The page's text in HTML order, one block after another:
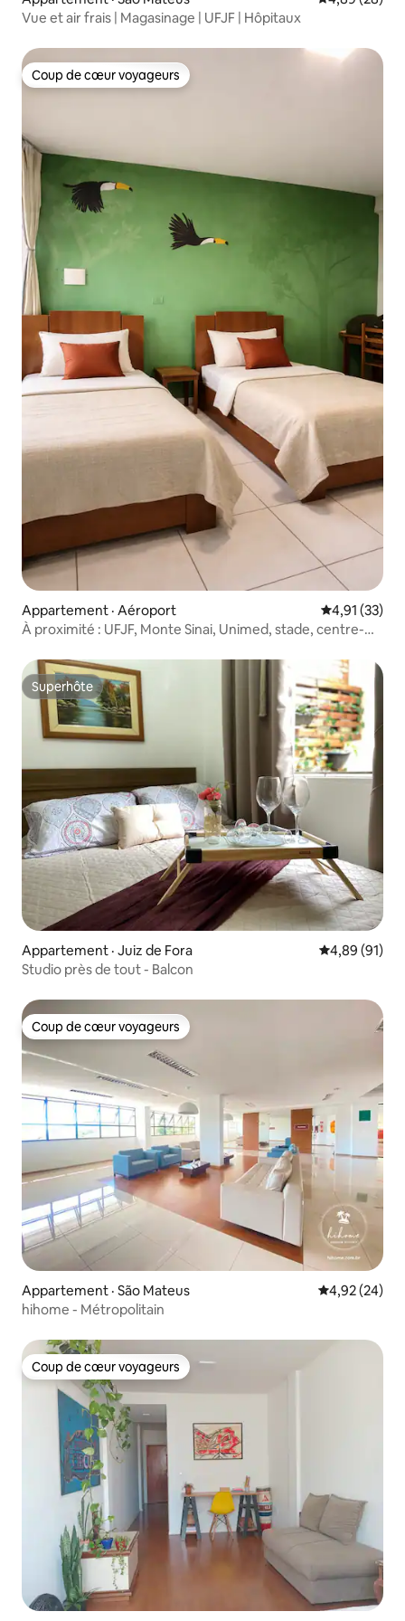
Vue et air frais | Magasinage | UFJF | Hôpitaux
Coup de cœur voyageurs
Coup de cœur voyageurs
Appartement · Aéroport Note
4,91 (33)
À proximité : UFJF, Monte Sinai, Unimed, stade, centre-
Superhôte
Superhôte
Appartement · Juiz de Fora Note
4,89 (91)
Studio près de tout - Balcon
Coup de cœur voyageurs
Coup de cœur voyageurs
Appartement · São Mateus Note
4,92 (24)
hihome - Métropolitain
Coup de cœur voyageurs
Coup de cœur voyageurs